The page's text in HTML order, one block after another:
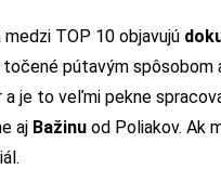
TOP 10 objavujú
pútavým spôsobom
je to veľmi pekne
aj Bažinu od Poliakov. Ak